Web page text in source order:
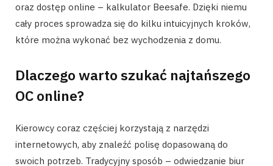
oraz dostęp online – kalkulator Beesafe. Dzięki niemu
cały proces sprowadza się do kilku intuicyjnych kroków,
które można wykonać bez wychodzenia z domu.
Dlaczego warto szukać najtańszego
OC online?
Kierowcy coraz częściej korzystają z narzędzi
internetowych, aby znaleźć polisę dopasowaną do
swoich potrzeb. Tradycyjny sposób – odwiedzanie biur